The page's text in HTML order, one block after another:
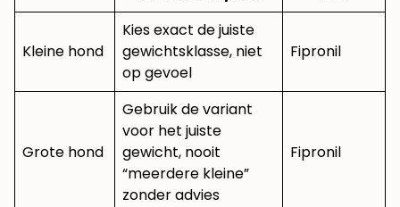
Kleine hond
Kies exact de juiste
gewichtsklasse, niet
op gevoel
Fipronil
Grote hond
Gebruik de variant
voor het juiste
gewicht, nooit
“meerdere kleine”
zonder advies
Fipronil